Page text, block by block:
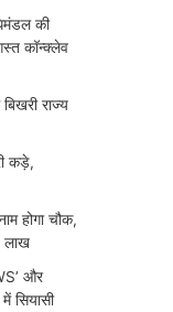
की
कॉन्क्लेव
राज्य
कड़े,
होगा चौक,
लाख
और
सियासी